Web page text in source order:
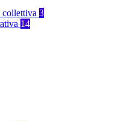
collettiva 3
14